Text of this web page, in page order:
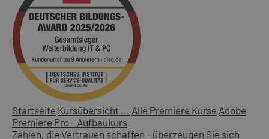
Startseite Kursübersicht ... Alle Premiere Kurse Adobe
Premiere Pro - Aufbaukurs
Zahlen, die Vertrauen schaffen - überzeugen Sie sich